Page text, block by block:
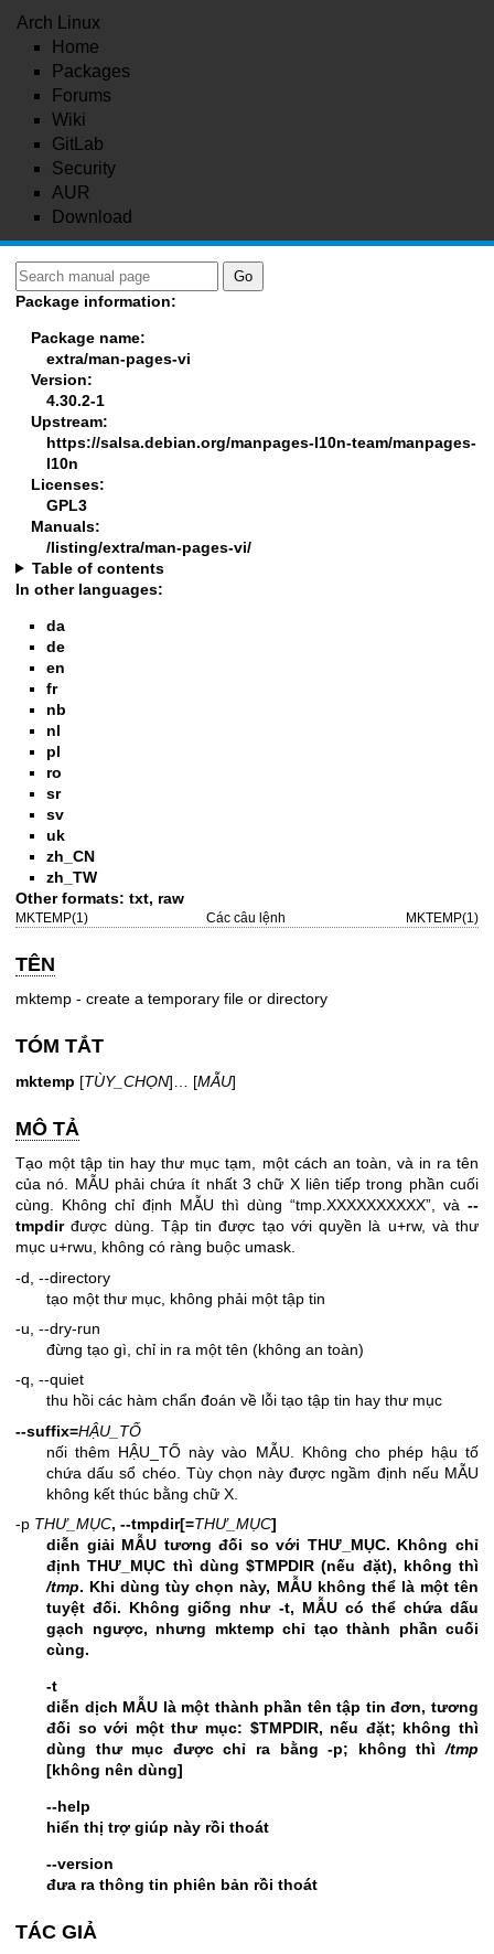
Arch Linux
Home
Packages
Forums
Wiki
GitLab
Security
AUR
Download
MKTEMP(1) Các câu lệnh MKTEMP(1)
TÊN
mktemp - create a temporary file or directory
TÓM TẮT
mktemp [TÙY_CHỌN]… [MẪU]
MÔ TẢ
Tạo một tập tin hay thư mục tạm, một cách an toàn, và in ra tên
của nó. MẪU phải chứa ít nhất 3 chữ X liên tiếp trong phần cuối
cùng. Không chỉ định MẪU thì dùng “tmp.XXXXXXXXXX”, và --
tmpdirđược dùng. Tập tin được tạo với quyền là u+rw, và thư
mục u+rwu, không có ràng buộc umask.
-d, --directory
tạo một thư mục, không phải một tập tin
-u, --dry-run
đừng tạo gì, chỉ in ra một tên (không an toàn)
-q, --quiet
thu hồi các hàm chẩn đoán về lỗi tạo tập tin hay thư mục
--suffix=HẬU_TỐ
nối thêm HẬU_TỐ này vào MẪU. Không cho phép hậu tố
chứa dấu sổ chéo. Tùy chọn này được ngầm định nếu MẪU
không kết thúc bằng chữ X.
-p THƯ_MỤC, --tmpdir[=THƯ_MỤC]
diễn giải MẪU tương đối so với THƯ_MỤC. Không chỉ
định THƯ_MỤC thì dùng $TMPDIR (nếu đặt), không thì
/tmp. Khi dùng tùy chọn này, MẪU không thể là một tên
tuyệt đối. Không giống như -t, MẪU có thể chứa dấu
gạch ngược, nhưng mktemp chỉ tạo thành phần cuối
cùng.
-t
diễn dịch MẪU là một thành phần tên tập tin đơn, tương
đối so với một thư mục: $TMPDIR, nếu đặt; không thì
dùng thư mục được chỉ ra bằng-p; không thì/tmp
[không nên dùng]
--help
hiển thị trợ giúp này rồi thoát
--version
đưa ra thông tin phiên bản rồi thoát
TÁC GIẢ
Package information:
Package name:
extra/man-pages-vi
Version:
4.30.2-1
Upstream:
https://salsa.debian.org/manpages-l10n-team/manpages-
l10n
Licenses:
GPL3
Manuals:
/listing/extra/man-pages-vi/
Table of contents
In other languages:
da
de
en
fr
nb
nl
pl
ro
sr
sv
uk
zh_CN
zh_TW
Other formats: txt, raw